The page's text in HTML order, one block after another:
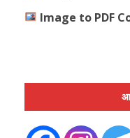
Image to PDF